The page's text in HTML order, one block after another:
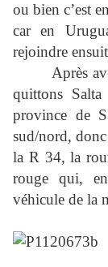
ou bien c’est
car en
rejoindre
Après
quittons
province de
sud/nord,
la R 34, la
rouge qui,
véhicule de la